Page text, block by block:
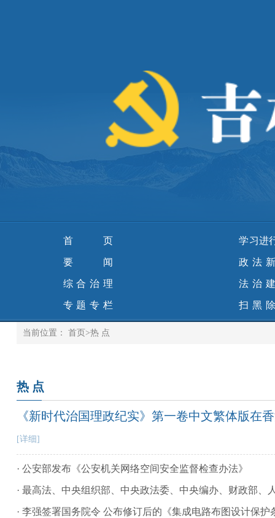
首页 学习进
要 闻 政法
综合治理 法治
专题专栏 扫黑
当前位置： 首页 >热 点
热 点
《新时代治国理政纪实》第一卷中文繁体版在
[详细]
· 公安部发布《公安机关网络空间安全监督检查办法》
· 最高法、中央组织部、中央政法委、中央编办、财政部、
· 李强签署国务院令 公布修订后的《集成电路布图设计保护